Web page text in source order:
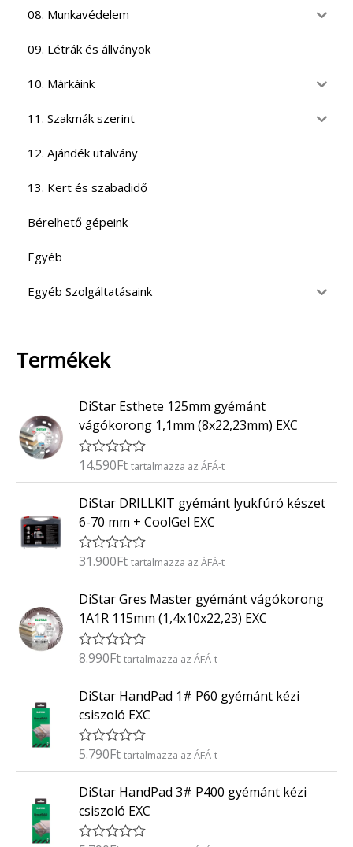
08. Munkavédelem
09. Létrák és állványok
10. Márkáink
11. Szakmák szerint
12. Ajándék utalvány
13. Kert és szabadidő
Bérelhető gépeink
Egyéb
Egyéb Szolgáltatásaink
Termékek
DiStar Esthete 125mm gyémánt
vágókorong 1,1mm (8x22,23mm) EXC
É
é
k
e
l
s
:
/
5
14.590Ft tartalmazza az ÁFÁ-t
DiStar DRILLKIT gyémánt lyukfúró készet
6-70 mm + CoolGel EXC
É
é
k
e
l
é
s
:
/
5
31.900Ft tartalmazza az ÁFÁ-t
DiStar Gres Master gyémánt vágókorong
1A1R 115mm (1,4x10x22,23) EXC
É
é
e
l
é
s
:
/
5
8.990Ft tartalmazza az ÁFÁ-t
DiStar HandPad 1# P60 gyémánt kézi
csiszoló EXC
É
é
e
l
5.790Ft tartalmazza az ÁFÁ-t
DiStar HandPad 3# P400 gyémánt kézi
csiszoló EXC